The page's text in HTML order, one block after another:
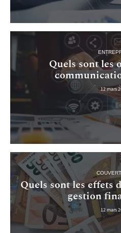
Quels sont les
12 mars
Quels sont les effets
gestion
12 mars